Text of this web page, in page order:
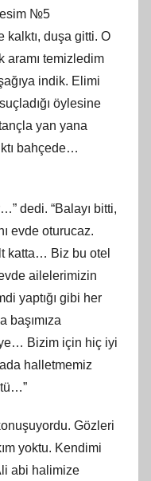
№5
kalktı, duşa gitti. O
aramı temizledim
indik. Elimi
öylesine
yan yana
bahçede…
dedi. “Balayı bitti,
evde oturucaz.
katta… Biz bu otel
ailelerimizin
yaptığı gibi her
başımıza
Bizim için hiç iyi
halletmemiz
Gözleri
yoktu. Kendimi
abi halimize